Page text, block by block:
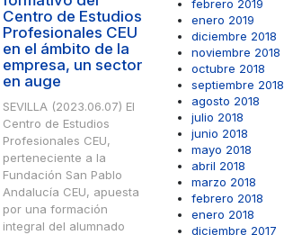
Centro de Estudios
Profesionales CEU
en el ámbito de la
empresa, un sector
en auge
SEVILLA (2023.06.07) El
Centro de Estudios
Profesionales CEU,
perteneciente a la
Fundación San Pablo
Andalucía CEU, apuesta
por una formación
integral del alumnado
febrero 2019
enero 2019
diciembre 2018
noviembre 2018
octubre 2018
septiembre 2018
agosto 2018
julio 2018
junio 2018
mayo 2018
abril 2018
marzo 2018
febrero 2018
enero 2018
diciembre 2017